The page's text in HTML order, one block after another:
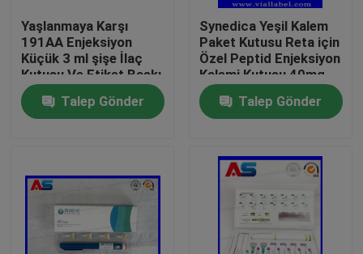
Hakkımızda
Yaşlanmaya Karşı
191AA Enjeksiyon
Küçük 3 ml şişe İlaç
Kutusu Ve Etiket Baskı
Genetropin
Talep Gönder
Synedica Yeşil Kalem
Paket Kutusu Reta için
Özel Peptid Enjeksiyon
Kalemi Kutusu 40mg
Peptid Enjeksiyon
Kalemi, Synedica
Enjeksiyon Kalemi
Talep Gönder